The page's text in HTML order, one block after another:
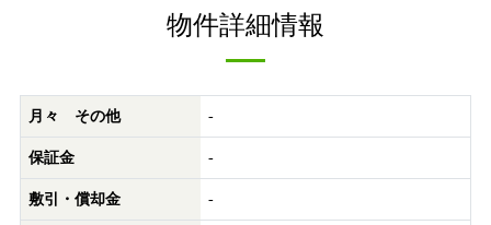
物件詳細情報
月々 その他 -
保証金 -
敷引・償却金 -